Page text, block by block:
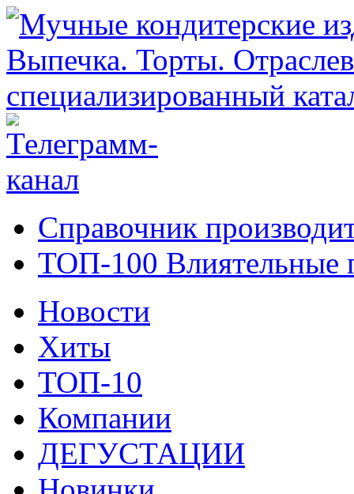
Справочник
ТОП-100 Влиятельные
Новости
Хиты
ТОП-10
Компании
ДЕГУСТАЦИИ